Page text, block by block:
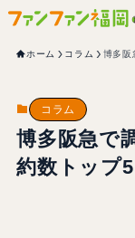
ホーム コラム 博多
コラム
博多阪急で
約数トップ5